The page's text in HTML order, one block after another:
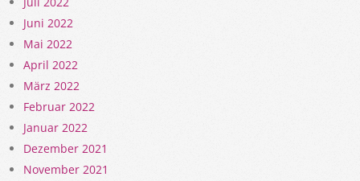
Juni 2022
Mai 2022
April 2022
März 2022
Februar 2022
Januar 2022
Dezember 2021
November 2021